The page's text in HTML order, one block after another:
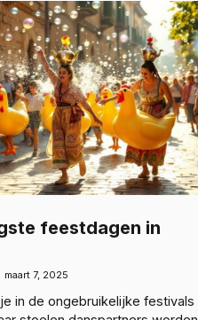
feestdagen in
maart 7, 2025
in de ongebruikelijke festivals